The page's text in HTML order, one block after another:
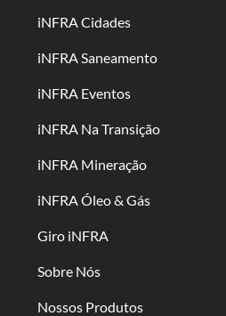
iNFRA Cidades
iNFRA Saneamento
iNFRA Eventos
iNFRA Na Transição
iNFRA Mineração
iNFRA Óleo & Gás
Giro iNFRA
Sobre Nós
Nossos Produtos